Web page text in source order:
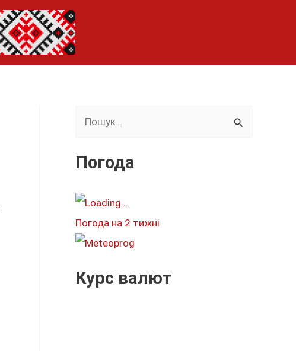
к
т
:
Погода
Погода на 2 тижні
Курс валют